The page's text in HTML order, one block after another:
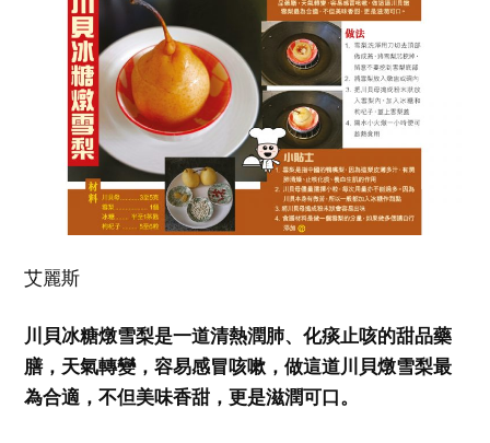
艾麗斯
川貝冰糖燉雪梨是一道清熱潤肺、化痰止咳的甜品藥
膳，天氣轉變，容易感冒咳嗽，做這道川貝燉雪梨最
為合適，不但美味香甜，更是滋潤可口。